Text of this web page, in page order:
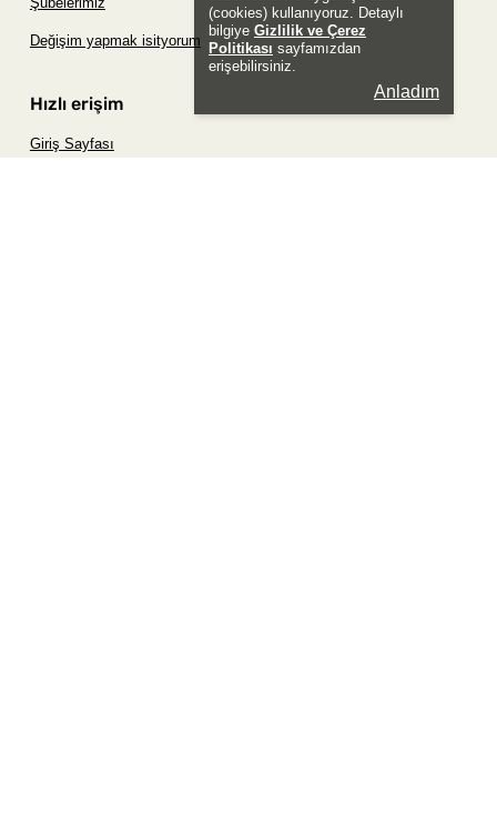
(cookies) kullanıyoruz. Detaylı
bilgiye Gizlilik ve Çerez
Politikası sayfamızdan
erişebilirsiniz.
Anladım
Değişim yapmak isityorum
Hızlı erişim
Giriş Sayfası